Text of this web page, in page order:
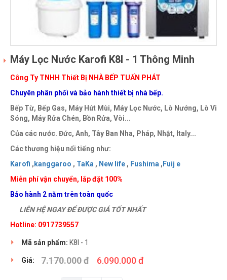
Máy Lọc Nước Karofi K8I - 1 Thông Minh
Công Ty TNHH Thiết Bị NHÀ BẾP TUẤN PHÁT
Chuyên phân phối và bảo hành thiết bị nhà bếp.
Bếp Từ, Bếp Gas, Máy Hút Mùi, Máy Lọc Nước, Lò Nướng, Lò Vi
Sóng, Máy Rửa Chén, Bồn Rửa, Vòi...
Của các nước. Đức, Anh, Tây Ban Nha, Pháp, Nhật, Italy...
Các thương hiệu nổi tiếng như:
Karofi , kanggaroo , TaKa , New life , Fushima , Fuij e
Miễn phí vận chuyển, lắp đặt 100%
Bảo hành 2 năm trên toàn quốc
LIÊN HỆ NGAY ĐỂ ĐƯỢC GIÁ TỐT NHẤT
Hotline: 0917739557
Mã sản phẩm: K8I - 1
Giá: 7.170.000 đ 6.090.000 đ